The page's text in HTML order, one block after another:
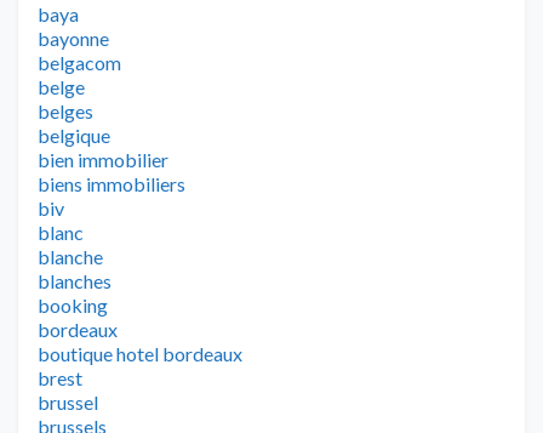
baya
bayonne
belgacom
belge
belges
belgique
bien immobilier
biens immobiliers
biv
blanc
blanche
blanches
booking
bordeaux
boutique hotel bordeaux
brest
brussel
brussels